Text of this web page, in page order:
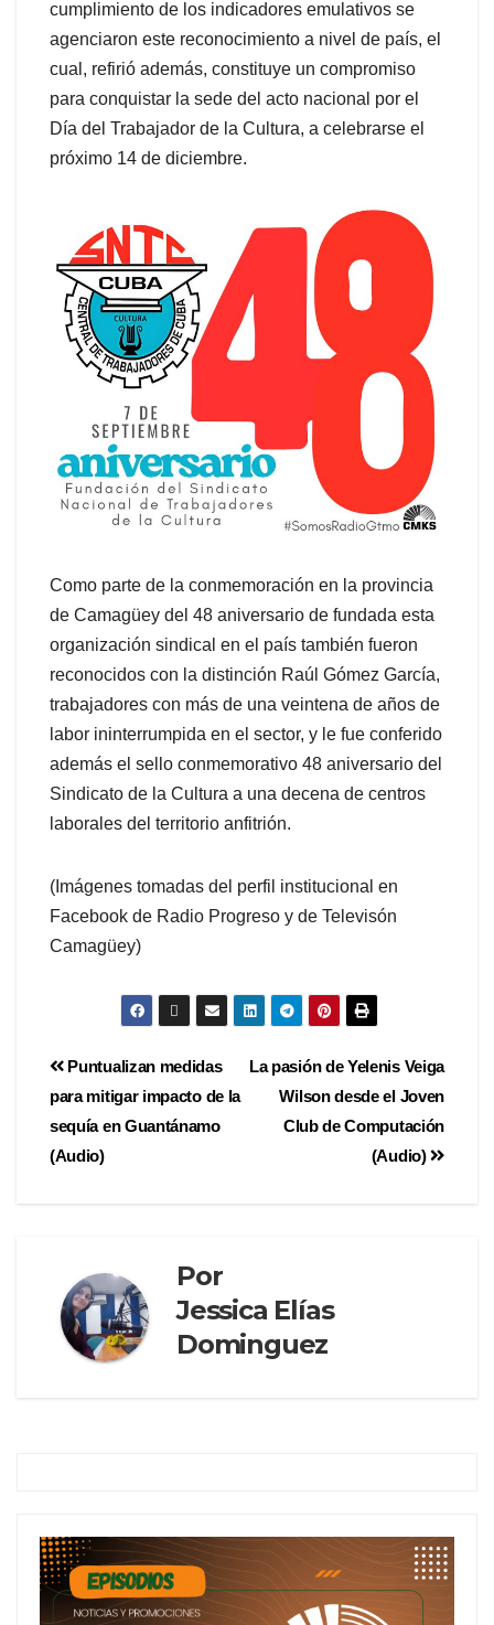
cumplimiento de los indicadores emulativos se
agenciaron este reconocimiento a nivel de país, el
cual, refirió además, constituye un compromiso
para conquistar la sede del acto nacional por el
Día del Trabajador de la Cultura, a celebrarse el
próximo 14 de diciembre.
Como parte de la conmemoración en la provincia
de Camagüey del 48 aniversario de fundada esta
organización sindical en el país también fueron
reconocidos con la distinción Raúl Gómez García,
trabajadores con más de una veintena de años de
labor ininterrumpida en el sector, y le fue conferido
además el sello conmemorativo 48 aniversario del
Sindicato de la Cultura a una decena de centros
laborales del territorio anfitrión.
(Imágenes tomadas del perfil institucional en
Facebook de Radio Progreso y de Televisón
Camagüey)
La pasión de Yelenis Veiga
Wilson desde el Joven
Club de Computación
(Audio)
Puntualizan medidas
para mitigar impacto de la
sequía en Guantánamo
(Audio)
Por
Jessica Elías
Dominguez